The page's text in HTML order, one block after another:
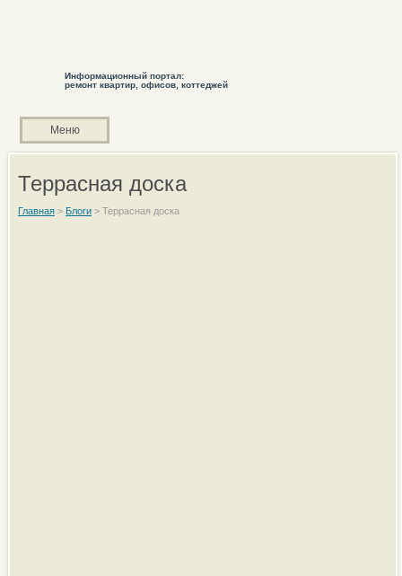
Информационный портал:
ремонт квартир, офисов, коттеджей
Меню
Террасная доска
Главная> Блоги> Террасная доска